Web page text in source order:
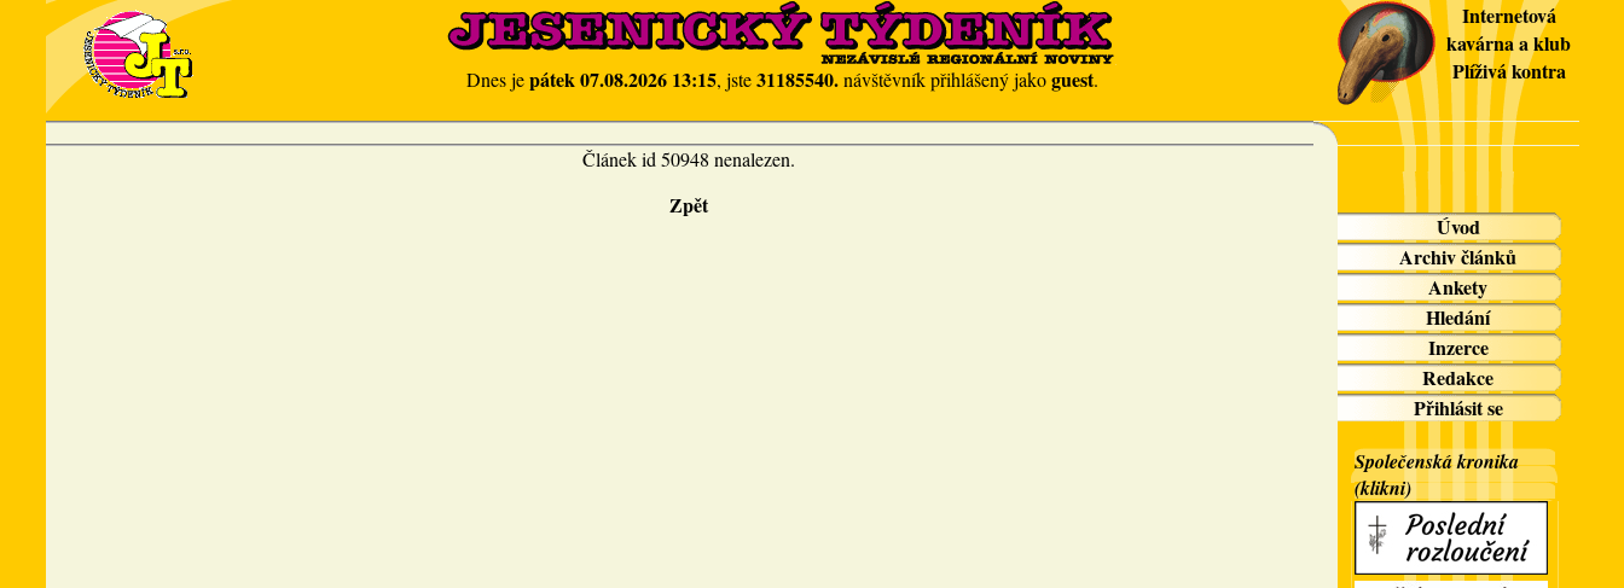
Dnes jepátek 07.08.2026 13:15, jste31185540.návštěvník přihlášený jakoguest.
Internetová
kavárna a klub
Plíživá kontra
Článek id 50948 nenalezen.
Zpět
Úvod
Archiv článků
Ankety
Hledání
Inzerce
Redakce
Přihlásit se
Společenská kronika
(klikni)